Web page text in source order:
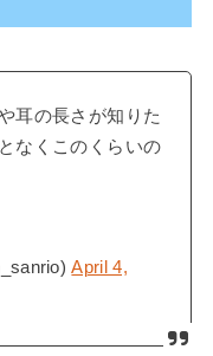
耳の長さが知りた
なくこのくらいの
April 4,